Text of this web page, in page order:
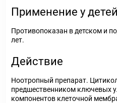
Применение у детей
Противопоказан в детском и
лет.
Действие
Ноотропный препарат.
предшественником ключевых
компонентов клеточной